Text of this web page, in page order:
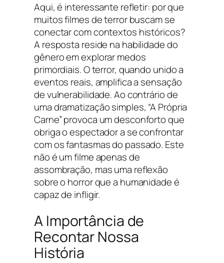
Aqui, é interessante refletir: por que
muitos filmes de terror buscam se
conectar com contextos históricos?
A resposta reside na habilidade do
gênero em explorar medos
primordiais. O terror, quando unido a
eventos reais, amplifica a sensação
de vulnerabilidade. Ao contrário de
uma dramatização simples, “A Própria
Carne” provoca um desconforto que
obriga o espectador a se confrontar
com os fantasmas do passado. Este
não é um filme apenas de
assombração, mas uma reflexão
sobre o horror que a humanidade é
capaz de infligir.
A Importância de
Recontar Nossa
História